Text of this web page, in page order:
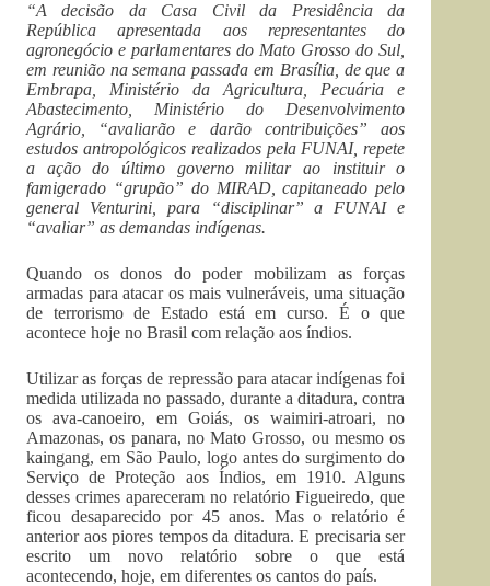
“A decisão da Casa Civil da Presidência da
República apresentada aos representantes do
agronegócio e parlamentares do Mato Grosso do Sul,
em reunião na semana passada em Brasília, de que a
Embrapa, Ministério da Agricultura, Pecuária e
Abastecimento, Ministério do Desenvolvimento
Agrário, “avaliarão e darão contribuições” aos
estudos antropológicos realizados pela FUNAI, repete
a ação do último governo militar ao instituir o
famigerado “grupão” do MIRAD, capitaneado pelo
general Venturini, para “disciplinar” a FUNAI e
“avaliar” as demandas indígenas.
Quando os donos do poder mobilizam as forças
armadas para atacar os mais vulneráveis, uma situação
de terrorismo de Estado está em curso. É o que
acontece hoje no Brasil com relação aos índios.
Utilizar as forças de repressão para atacar indígenas foi
medida utilizada no passado, durante a ditadura, contra
os ava-canoeiro, em Goiás, os waimiri-atroari, no
Amazonas, os panara, no Mato Grosso, ou mesmo os
kaingang, em São Paulo, logo antes do surgimento do
Serviço de Proteção aos Índios, em 1910. Alguns
desses crimes apareceram no relatório Figueiredo, que
ficou desaparecido por 45 anos. Mas o relatório é
anterior aos piores tempos da ditadura. E precisaria ser
escrito um novo relatório sobre o que está
acontecendo, hoje, em diferentes os cantos do país.